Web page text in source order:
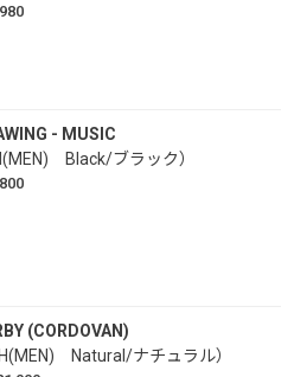
- MUSIC
Black/ブラック）
(CORDOVAN)
Natural/ナチュラル）